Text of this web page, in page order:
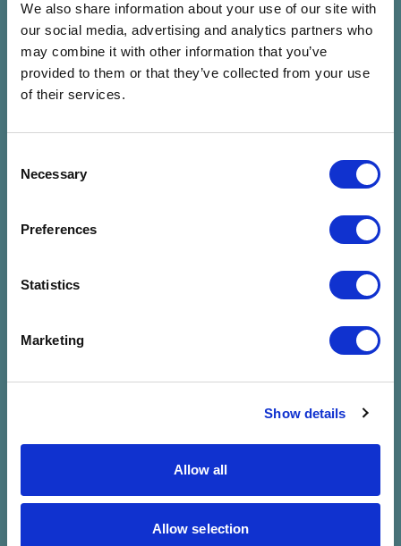
We also share information about your use of our site with
our social media, advertising and analytics partners who
may combine it with other information that you’ve
provided to them or that they’ve collected from your use
of their services.
Selection
Necessary
Preferences
Statistics
Marketing
Show details
Allow all
Allow selection
Nincs találat a
megadott
szűrésre